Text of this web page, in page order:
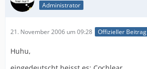
Administrator
21. November 2006 um 09:28 Offizieller Beitrag
Huhu,